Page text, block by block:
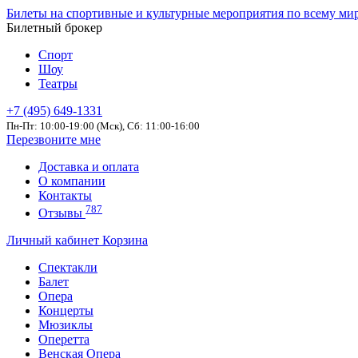
Билеты на спортивные и культурные мероприятия по всему
Билетный брокер
Спорт
Шоу
Театры
+7 (495) 649-1331
Пн-Пт: 10:00-19:00 (Мск), Сб: 11:00-16:00
Перезвоните мне
Доставка и оплата
О компании
Контакты
Отзывы 787
Личный кабинет Корзина
Спектакли
Балет
Опера
Концерты
Мюзиклы
Оперетта
Венская Опера